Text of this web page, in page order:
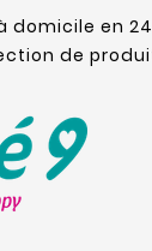
domicile en
de